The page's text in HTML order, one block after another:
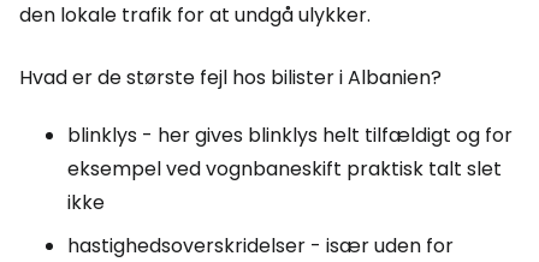
den lokale trafik for at undgå ulykker.
Hvad er de største fejl hos bilister i Albanien?
blinklys - her gives blinklys helt tilfældigt og for
eksempel ved vognbaneskift praktisk talt slet
ikke
hastighedsoverskridelser - især uden for